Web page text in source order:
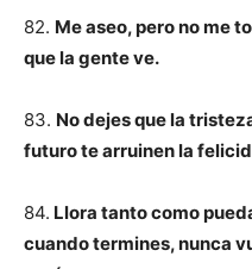
82. Me aseo, pero no me
que la gente ve.
83. No dejes que la
futuro te arruinen la
84. Llora tanto como
cuando termines, nunca